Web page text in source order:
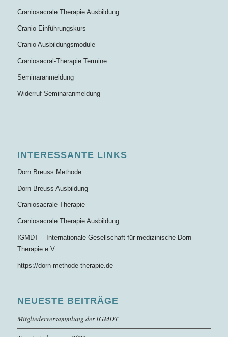
Craniosacrale Therapie Ausbildung
Cranio Einführungskurs
Cranio Ausbildungsmodule
Craniosacral-Therapie Termine
Seminaranmeldung
Widerruf Seminaranmeldung
INTERESSANTE LINKS
Dorn Breuss Methode
Dorn Breuss Ausbildung
Craniosacrale Therapie
Craniosacrale Therapie Ausbildung
IGMDT – Internationale Gesellschaft für medizinische Dorn-
Therapie e.V
https://dorn-methode-therapie.de
NEUESTE BEITRÄGE
Mitgliederversammlung der IGMDT